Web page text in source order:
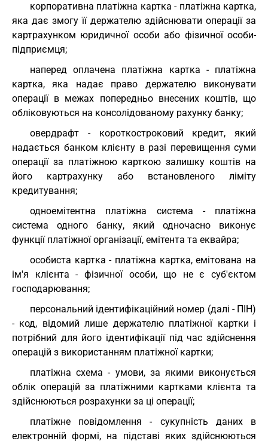
корпоративна платіжна картка - платіжна картка,
яка дає змогу її держателю здійснювати операції за
картрахунком юридичної особи або фізичної особи-
підприємця;
наперед оплачена платіжна картка - платіжна
картка, яка надає право держателю виконувати
операції в межах попередньо внесених коштів, що
обліковуються на консолідованому рахунку банку;
овердрафт - короткостроковий кредит, який
надається банком клієнту в разі перевищення суми
операції за платіжною карткою залишку коштів на
його картрахунку або встановленого ліміту
кредитування;
одноемітентна платіжна система - платіжна
система одного банку, який одночасно виконує
функції платіжної організації, емітента та еквайра;
особиста картка - платіжна картка, емітована на
ім'я клієнта - фізичної особи, що не є суб'єктом
господарювання;
персональний ідентифікаційний номер (далі - ПІН)
- код, відомий лише держателю платіжної картки і
потрібний для його ідентифікації під час здійснення
операцій з використанням платіжної картки;
платіжна схема - умови, за якими виконується
облік операцій за платіжними картками клієнта та
здійснюються розрахунки за ці операції;
платіжне повідомлення - сукупність даних в
електронній формі, на підставі яких здійснюються